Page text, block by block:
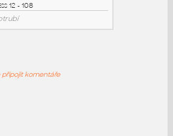
Voda, kanalizace
Nástroje, nářadí
připojit komentáře